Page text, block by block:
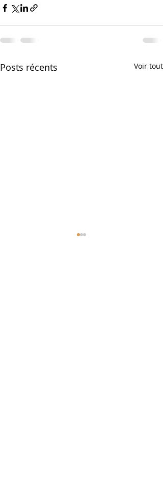
Posts récents Voir tout